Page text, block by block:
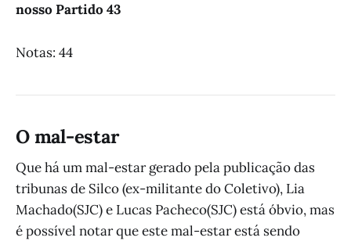
nosso Partido 43
Notas: 44
O mal-estar
Que há um mal-estar gerado pela publicação das
tribunas de Silco (ex-militante do Coletivo), Lia
Machado(SJC) e Lucas Pacheco(SJC) está óbvio, mas
é possível notar que este mal-estar está sendo